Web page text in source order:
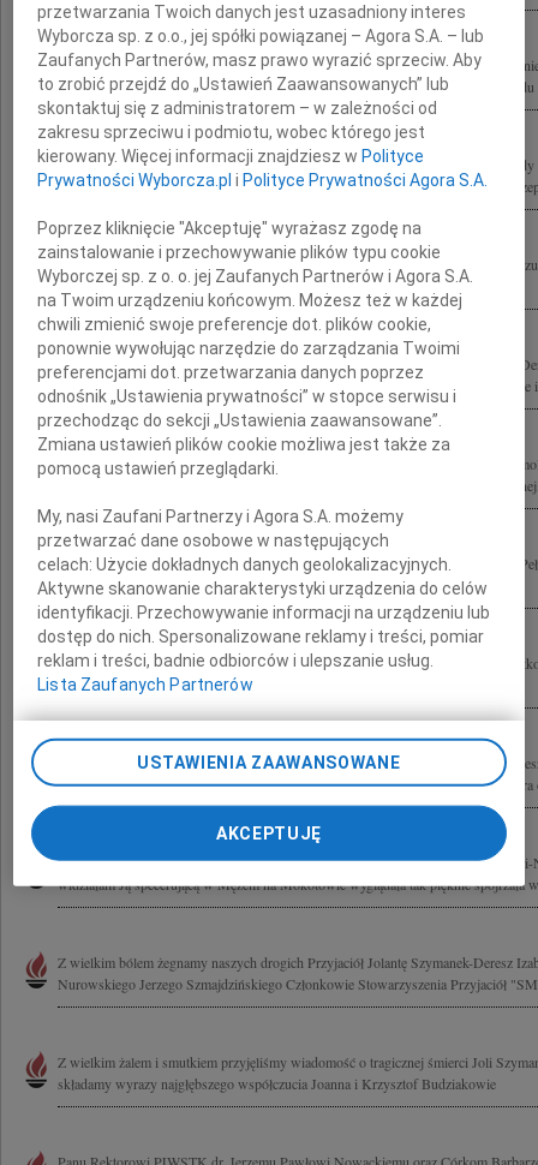
Z głębokim żalem zawiadamiamy, że w dniu 10 kwietnia 2010 roku zginęła
Wicepremier w rządzie lewicy, Minister Polityki Społecznej, Pełnomocniczka Rządu
Głęboko poruszeni tragiczną śmiercią Poseł Izabeli Jarugi-Nowackiej pełnej
składamy wyrazy najgłębszego współczucia Mężowi i Rodzinie Irena i Andrzej
Z powodu tragicznej śmierci Jolanty Szymanek-Deresz wyrazy głębokiego
oraz Jego Najbliższym składają Realizatorzy serialu "Klan"
Z głębokim żalem przyjęliśmy wiadomość o tragicznej śmierci Jolanty Szymanek-
2010 roku wraz ze wszystkimi Członkami oficjalnej państwowej delegacji Rodzinie
Dnia 10 kwietnia 2010 roku zginęła śmiercią tragiczną w katastrofie lotniczej w
Deresz Posłanka na Sejm RP Wiceprzewodnicząca Sojuszu Lewicy
Dnia 10 kwietnia 2010 roku zginęła tragicznie Izabela Jaruga-Nowacka Pierwsza
Statusu Kobiet i Mężczyzn przy Rządzie Polskim, niezrównana sojuszniczka w...
Z głębokim żalem żegnamy Posłankę Izabelę Jarugę-Nowacką dziękując za
składamy wyrazy głębokiego współczucia młodzi socjaliści
Najszczersze, najserdeczniejsze myśli i słowa współczucia przekazujemy Kasi
Dereszowi Córce i Mężowi naszej Koleżanki Kochanej Joli Szymanek-Deresz która
Wyrazy najszczerszego współczucia Rodzinie z powodu śmierci Pani Izabeli
widziałam Ją specerującą w Mężem na Mokotowie wyglądała tak pięknie spojrzała
Z wielkim bólem żegnamy naszych drogich Przyjaciół Jolantę Szymanek-Deresz
Nurowskiego Jerzego Szmajdzińskiego Członkowie Stowarzyszenia Przyjaciół
Z wielkim żalem i smutkiem przyjęliśmy wiadomość o tragicznej śmierci Joli
składamy wyrazy najgłębszego współczucia Joanna i Krzysztof Budziakowie
przetwarzania Twoich danych jest uzasadniony interes
Wyborcza sp. z o.o., jej spółki powiązanej – Agora S.A. – lub
Zaufanych Partnerów, masz prawo wyrazić sprzeciw. Aby
to zrobić przejdź do „Ustawień Zaawansowanych” lub
skontaktuj się z administratorem – w zależności od
zakresu sprzeciwu i podmiotu, wobec którego jest
kierowany. Więcej informacji znajdziesz wPolityce
Prywatności Wyborcza.pl iPolityce Prywatności Agora S.A.
Poprzez kliknięcie "Akceptuję" wyrażasz zgodę na
zainstalowanie i przechowywanie plików typu cookie
Wyborczej sp. z o. o. jej Zaufanych Partnerów i Agora S.A.
na Twoim urządzeniu końcowym. Możesz też w każdej
chwili zmienić swoje preferencje dot. plików cookie,
ponownie wywołując narzędzie do zarządzania Twoimi
preferencjami dot. przetwarzania danych poprzez
odnośnik „Ustawienia prywatności” w stopce serwisu i
przechodząc do sekcji „Ustawienia zaawansowane”.
Zmiana ustawień plików cookie możliwa jest także za
pomocą ustawień przeglądarki.
My, nasi Zaufani Partnerzy i Agora S.A. możemy
przetwarzać dane osobowe w następujących
celach:Użycie dokładnych danych geolokalizacyjnych.
Aktywne skanowanie charakterystyki urządzenia do celów
identyfikacji. Przechowywanie informacji na urządzeniu lub
dostęp do nich. Spersonalizowane reklamy i treści, pomiar
reklam i treści, badnie odbiorców i ulepszanie usług.
Lista Zaufanych Partnerów
USTAWIENIA ZAAWANSOWANE
AKCEPTUJĘ